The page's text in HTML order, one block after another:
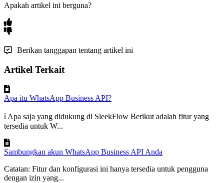
Apakah artikel ini berguna?
Berikan tanggapan tentang artikel ini
Artikel Terkait
Apa itu WhatsApp Business API?
ℹ️ Apa saja yang didukung di SleekFlow Berikut adalah fitur yang
tersedia untuk W...
Sambungkan akun WhatsApp Business API Anda
Catatan: Fitur dan konfigurasi ini hanya tersedia untuk pengguna
dengan izin yang...